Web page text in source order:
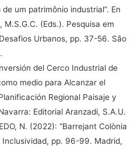
um patrimônio industrial”. En
M.S.G.C. (Eds.). Pesquisa em
Urbanos, pp. 37-56. São
del Cerco Industrial de
medio para Alcanzar el
Regional Paisaje y
Editorial Aranzadi, S.A.U.
N. (2022): “Barrejant Colònia
Inclusividad, pp. 96-99. Madrid,